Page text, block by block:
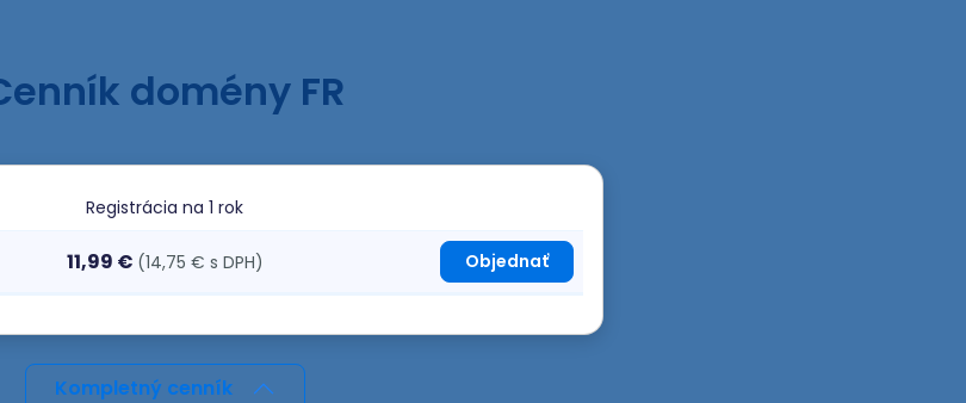
domény FR
Registrácia na 1 rok
11,99 € (14,75 € s DPH) Objednať
Kompletný cenník